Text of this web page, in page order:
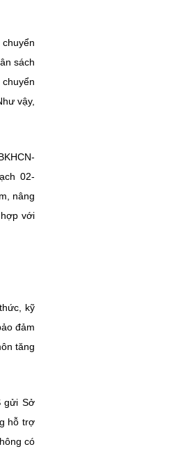
sách
vậy,
02-
nâng
với
kỹ
đảm
tăng
gửi Sở
hỗ trợ
có